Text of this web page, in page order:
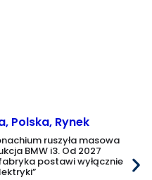
, Polska, Rynek
ruszyła masowa
BMW i3. Od 2027
postawi wyłącznie